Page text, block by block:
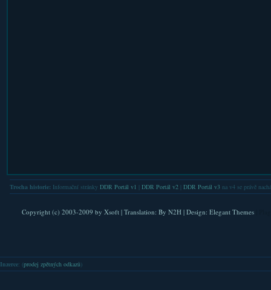
Trocha historie: Informační stránky DDR Portál v1 DDR Portál v2| DDR Portál v3na v4 se právě
Copyright (c) 2003-2009 by Xsoft| Translation: By N2H| Design: Elegant Themes
Inzerce: (prodej zpětných odkazů )